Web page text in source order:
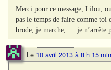
Merci pour ce message, Lilou,
pas le temps de faire comme
brode, je marche,…..je n’arrête
Le 10 avril 2013 à 8 h 15 min